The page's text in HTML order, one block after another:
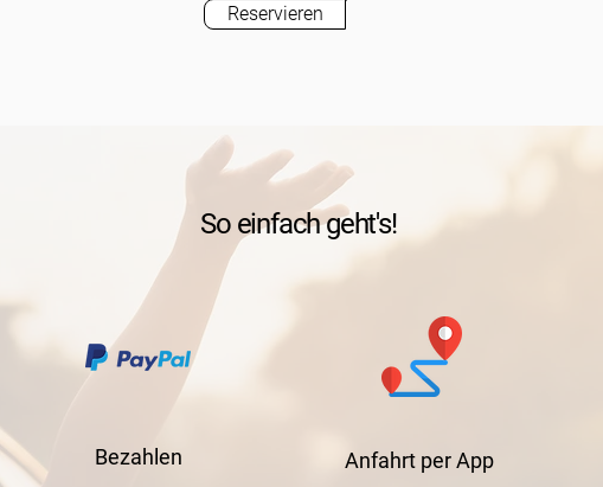
Reservieren
So einfach geht's!
Bezahlen Anfahrt per App